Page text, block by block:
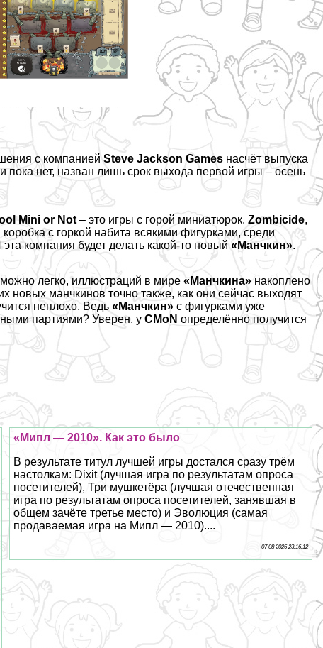
с компаниейSteve Jackson Games насчёт выпуска
пока нет, назван лишь срок выхода первой игры – осень
Mini or Not – это игры с горой миниатюрок.Zombicide,
коробка с горкой набита всякими фигурками, среди
компания будет делать какой-то новый«Манчкин».
можно легко, иллюстраций в мире«Манчкина» накоплено
новых манчкинов точно также, как они сейчас выходят
неплохо. Ведь«Манчкин» с фигурками уже
партиями? Уверен, уCMoN определённо получится
«Мипл — 2010». Как это было
В результате титул лучшей игры достался сразу трём
настолкам: Dixit (лучшая игра по результатам опроса
посетителей), Три мушкетёра (лучшая отечественная
игра по результатам опроса посетителей, занявшая в
общем зачёте третье место) и Эволюция (самая
продаваемая игра на Мипл — 2010)....
07 08 2026 23:16:12